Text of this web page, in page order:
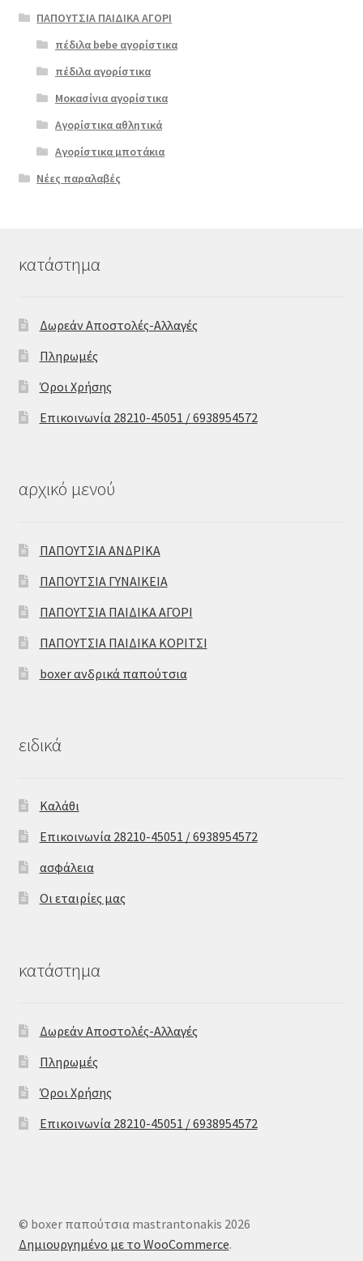
ΠΑΠΟΥΤΣΙΑ ΠΑΙΔΙΚΑ ΑΓΟΡΙ
πέδιλα bebe αγορίστικα
πέδιλα αγορίστικα
Μοκασίνια αγορίστικα
Αγορίστικα αθλητικά
Αγορίστικα μποτάκια
Νέες παραλαβές
κατάστημα
Δωρεάν Αποστολές-Αλλαγές
Πληρωμές
Όροι Χρήσης
Επικοινωνία 28210-45051 / 6938954572
αρχικό μενού
ΠΑΠΟΥΤΣΙΑ ΑΝΔΡΙΚΑ
ΠΑΠΟΥΤΣΙΑ ΓΥΝΑΙΚΕΙΑ
ΠΑΠΟΥΤΣΙΑ ΠΑΙΔΙΚΑ ΑΓΟΡΙ
ΠΑΠΟΥΤΣΙΑ ΠΑΙΔΙΚΑ ΚΟΡΙΤΣΙ
boxer ανδρικά παπούτσια
ειδικά
Καλάθι
Επικοινωνία 28210-45051 / 6938954572
ασφάλεια
Οι εταιρίες μας
κατάστημα
Δωρεάν Αποστολές-Αλλαγές
Πληρωμές
Όροι Χρήσης
Επικοινωνία 28210-45051 / 6938954572
© boxer παπούτσια mastrantonakis 2026
Δημιουργημένο με το WooCommerce.